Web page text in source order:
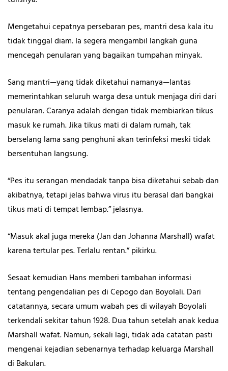
Mengetahui cepatnya persebaran pes, mantri desa kala itu
tidak tinggal diam. Ia segera mengambil langkah guna
mencegah penularan yang bagaikan tumpahan minyak.
Sang mantri—yang tidak diketahui namanya—lantas
memerintahkan seluruh warga desa untuk menjaga diri dari
penularan. Caranya adalah dengan tidak membiarkan tikus
masuk ke rumah. Jika tikus mati di dalam rumah, tak
berselang lama sang penghuni akan terinfeksi meski tidak
bersentuhan langsung.
“Pes itu serangan mendadak tanpa bisa diketahui sebab dan
akibatnya, tetapi jelas bahwa virus itu berasal dari bangkai
tikus mati di tempat lembap.” jelasnya.
“Masuk akal juga mereka (Jan dan Johanna Marshall) wafat
karena tertular pes. Terlalu rentan.” pikirku.
Sesaat kemudian Hans memberi tambahan informasi
tentang pengendalian pes di Cepogo dan Boyolali. Dari
catatannya, secara umum wabah pes di wilayah Boyolali
terkendali sekitar tahun 1928. Dua tahun setelah anak kedua
Marshall wafat. Namun, sekali lagi, tidak ada catatan pasti
mengenai kejadian sebenarnya terhadap keluarga Marshall
di Bakulan.